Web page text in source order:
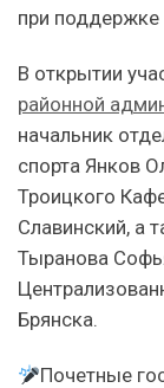
при поддержке
В открытии
районной
начальник
спорта Янков
Троицкого
Славинский, а
Тыранова
Брянска.
Почетные